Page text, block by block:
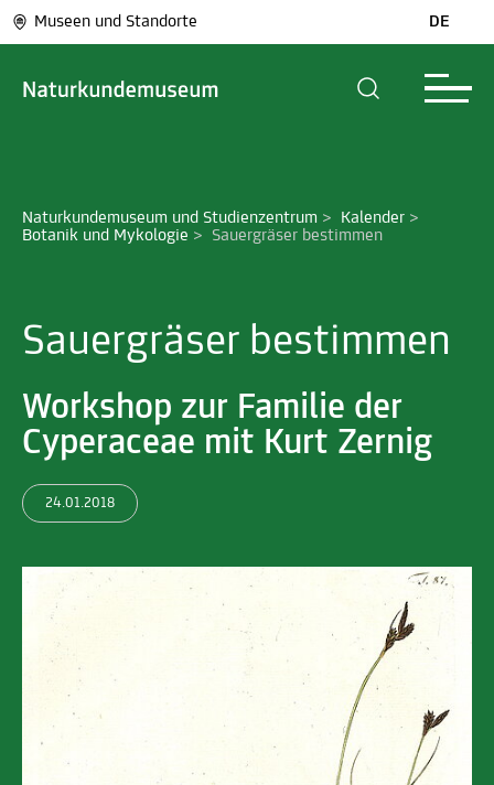
Museen und Standorte DE
Naturkundemuseum und Studienzentrum > Kalender >
Botanik und Mykologie > Sauergräser bestimmen
Sauergräser bestimmen
Workshop zur Familie der
Cyperaceae mit Kurt Zernig
24.01.2018